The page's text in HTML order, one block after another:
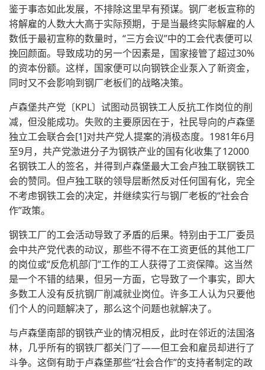
鉴于事态如此发展，不排除这里早有预谋。钢厂老板宣称的
将解雇的人数大大高于实际预期，于是当最终实际解雇的人
数低于最初宣称的数量时，“三方会议”中的工会代表便可以
挽回颜面。导致成功的另一个因素是，国家接管了超过30%
的资本份额。这样，国家便可以向钢铁企业泵入了新资金，
同时又不会影响到钢厂老板们的战略决策。
卢森堡共产党〔KPL〕试图动员钢铁工人反抗工作岗位的削
减，但没能成功。失败的主要原因在于，社民导向的卢森堡
独立工会联合会[1]对共产党人提案的消极态度。1981年6月
至9月，共产党激进分子为钢铁产业的国有化收集了12000
名钢铁工人的签名，并得到卢森堡最大工会卢独工联钢铁工
会的赞同。但卢独工联的领导层断然反对任何国有化，完全
不考虑钢铁工会的决定，并继续实行与钢厂老板的“社会合
作”政策。
钢铁工厂的工会活动导致了矛盾的后果。特别由于工厂委员
会中共产党代表的动议，那些不得不在工资更低的其他工厂
的岗位或“反危机部门”工作的工人获得了工资保障。这当然
是一个不错的结果，但另一方面，它导致了一个事实，即大
多数工人没有反抗钢厂削减就业岗位。许多工人认为只要他
们个人的问题解决了，那么这个问题也就解决了。
与卢森堡南部的钢铁产业的情况相反，此时在邻近的法国洛
林，几乎所有的钢铁厂都关门了——但工会和雇员却进行了
斗争。这倒有助于卢森堡那些“社会合作”的支持者制定的政